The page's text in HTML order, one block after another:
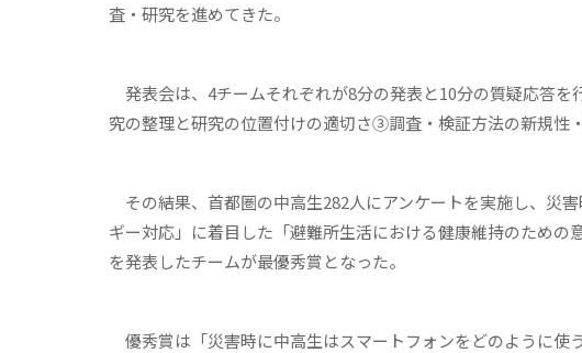
査・研究を進めてきた。
発表会は、4チームそれぞれが8分の発表と10分の質疑応答
究の整理と研究の位置付けの適切さ③調査・検証方法の新規性
その結果、首都圏の中高生282人にアンケートを実施し、災
ギー対応」に着目した「避難所生活における健康維持のため
を発表したチームが最優秀賞となった。
優秀賞は「災害時に中高生はスマートフォンをどのように使